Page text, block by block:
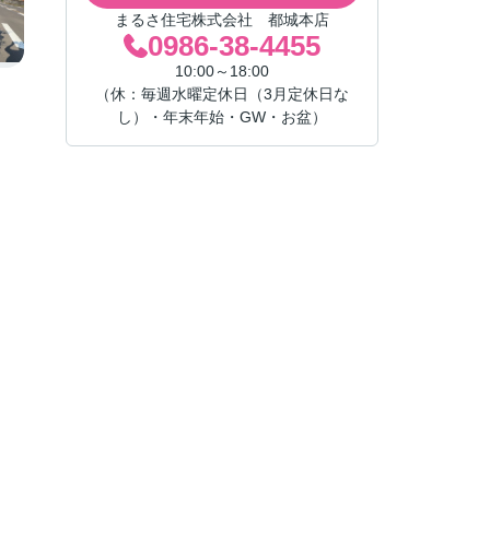
まるさ住宅株式会社 都城本店
0986-38-4455
10:00～18:00
（休：毎週水曜定休日（3月定休日な
し）・年末年始・GW・お盆）